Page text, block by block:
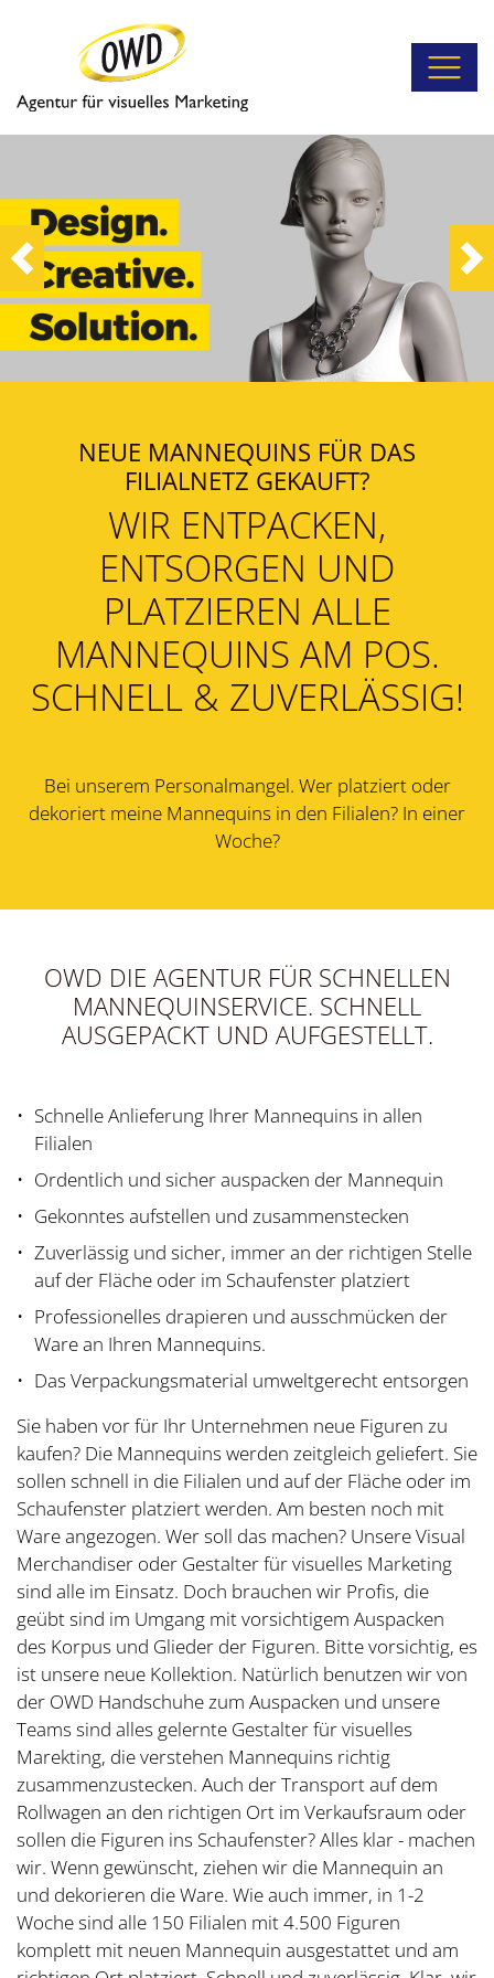
Previous
NEUE MANNEQUINS FÜR DAS
FILIALNETZ GEKAUFT?
WIR ENTPACKEN,
ENTSORGEN UND
PLATZIEREN ALLE
MANNEQUINS AM POS.
SCHNELL & ZUVERLÄSSIG!
Bei unserem Personalmangel. Wer platziert oder
dekoriert meine Mannequins in den Filialen? In einer
Woche?
OWD DIE AGENTUR FÜR SCHNELLEN
MANNEQUINSERVICE. SCHNELL
AUSGEPACKT UND AUFGESTELLT.
Schnelle Anlieferung Ihrer Mannequins in allen
Filialen
Ordentlich und sicher auspacken der Mannequin
Gekonntes aufstellen und zusammenstecken
Zuverlässig und sicher, immer an der richtigen Stelle
auf der Fläche oder im Schaufenster platziert
Professionelles drapieren und ausschmücken der
Ware an Ihren Mannequins.
Das Verpackungsmaterial umweltgerecht entsorgen
Sie haben vor für Ihr Unternehmen neue Figuren zu
kaufen? Die Mannequins werden zeitgleich geliefert. Sie
sollen schnell in die Filialen und auf der Fläche oder im
Schaufenster platziert werden. Am besten noch mit
Ware angezogen. Wer soll das machen? Unsere Visual
Merchandiser oder Gestalter für visuelles Marketing
sind alle im Einsatz. Doch brauchen wir Profis, die
geübt sind im Umgang mit vorsichtigem Auspacken
des Korpus und Glieder der Figuren. Bitte vorsichtig, es
ist unsere neue Kollektion. Natürlich benutzen wir von
der OWD Handschuhe zum Auspacken und unsere
Teams sind alles gelernte Gestalter für visuelles
Marekting, die verstehen Mannequins richtig
zusammenzustecken. Auch der Transport auf dem
Rollwagen an den richtigen Ort im Verkaufsraum oder
sollen die Figuren ins Schaufenster? Alles klar - machen
wir. Wenn gewünscht, ziehen wir die Mannequin an
und dekorieren die Ware. Wie auch immer, in 1-2
Woche sind alle 150 Filialen mit 4.500 Figuren
komplett mit neuen Mannequin ausgestattet und am